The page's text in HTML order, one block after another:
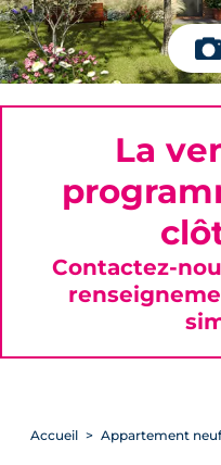
Accueil Appartement
La
Contactez-